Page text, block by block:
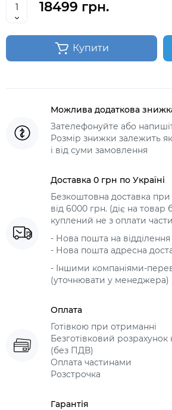
18499 грн.
Купити
Можлива додаткова
Зателефонуйте або
Розмір знижки залежить
і від суми замовлення
Доставка 0 грн по Україні
Безкоштовна доставка
від 6000 грн. (діє на товар
куплений не з оплати
- Нова пошта на відділення
- Нова пошта адресна
- Іншими компаніями-
(уточнювати у менеджера)
Оплата
Готівкою при отриманні
Безготівковий
(без ПДВ)
Оплата частинами
Розстрочка
Гарантія